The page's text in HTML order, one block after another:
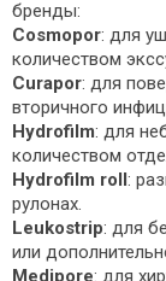
бренды:
Cosmopor: для
количеством
Curapor: для
вторичного
Hydrofilm: для
количеством
Hydrofilm roll:
рулонах.
Leukostrip: для
или
Medipore: для